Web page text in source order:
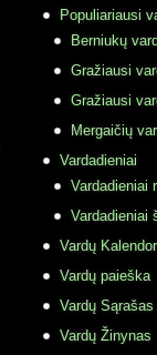
Populiariausi
Berniukų
Gražiausi
Gražiausi
Mergaičių
Vardadieniai
Vardadieniai
Vardadieniai
Vardų
Vardų paieška
Vardų Sąrašas
Vardų Žinynas